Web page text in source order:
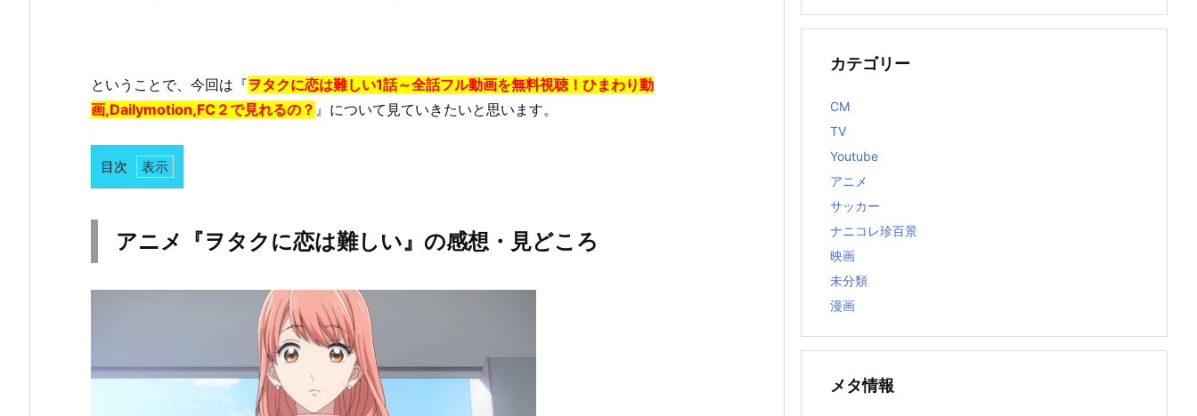
ということで、今回は『ヲタクに恋は難しい1話～全話フル動画を無料視聴！ひまわり動
画,Dailymotion,FC２で見れるの？ 』について見ていきたいと思います。
目次
1.
恋
アニメ『ヲタクに恋は難しい』の感想・見どころ
カテゴリー
CM
TV
Youtube
アニメ
サッカー
ナニコレ珍百景
映画
未分類
漫画
メタ情報